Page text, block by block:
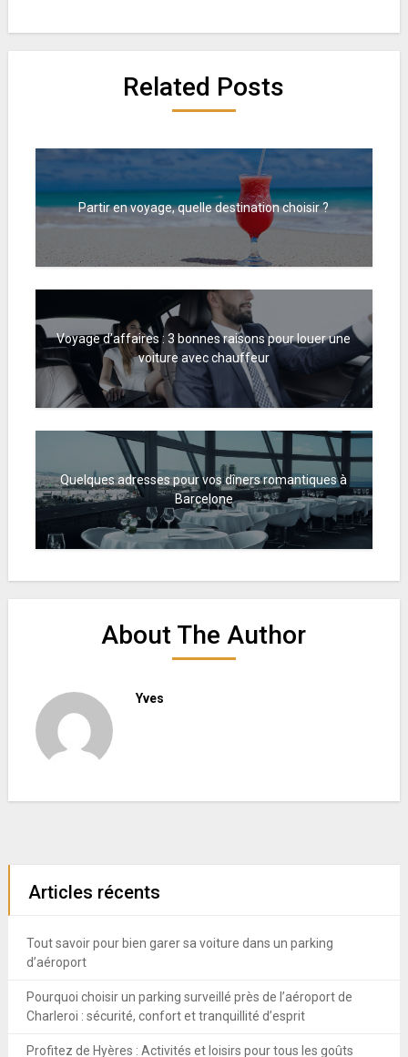
Related Posts
Partir en voyage, quelle destination choisir ?
Voyage d’affaires : 3 bonnes raisons pour louer une
voiture avec chauffeur
Quelques adresses pour vos dîners romantiques à
Barcelone
About The Author
Yves
Articles récents
Tout savoir pour bien garer sa voiture dans un parking
d’aéroport
Pourquoi choisir un parking surveillé près de l’aéroport de
Charleroi : sécurité, confort et tranquillité d’esprit
Profitez de Hyères : Activités et loisirs pour tous les goûts